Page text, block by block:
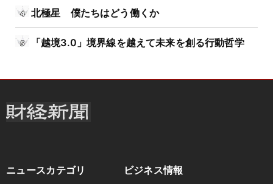
北極星 僕たちはどう働くか
「越境3.0」境界線を越えて未来を創る行動哲学
ニュースカテゴリ ビジネス情報